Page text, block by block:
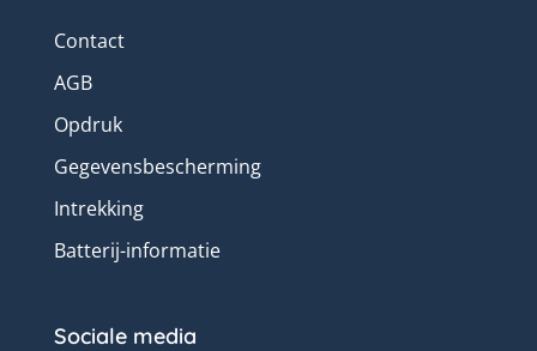
Contact
AGB
Opdruk
Gegevensbescherming
Intrekking
Batterij-informatie
Sociale media